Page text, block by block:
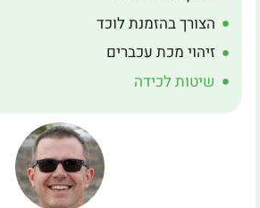
הצורך בהזמנת לוכד
זיהוי מכת עכברים
שיטות לכידה